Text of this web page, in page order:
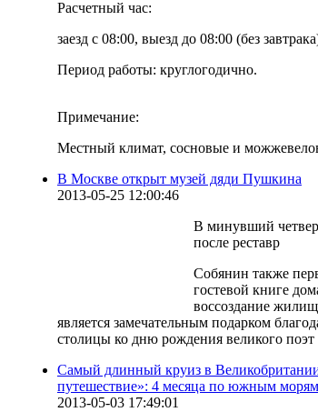
Расчетный час:
заезд с 08:00, выезд до 08:00 (без
Период работы: круглогодично.
Примечание:
Местный климат, сосновые и
В Москве открыт музей дяди Пушкина
2013-05-25 12:00:46
В минувший
после реставр
Собянин также
гостевой книге
воссоздание
является замечательным подарком
столицы ко дню рождения великого поэт
Самый длинный круиз в
путешествие»: 4 месяца по южным морям
2013-05-03 17:49:01